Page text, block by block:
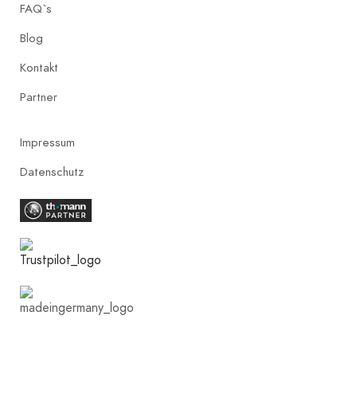
FAQ`s
Blog
Kontakt
Partner
Impressum
Datenschutz